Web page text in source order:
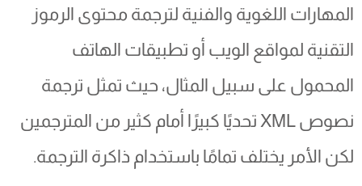
المهارات اللغوية والفنية لترجمة محتوى الرموز
التقنية لمواقع الويب أو تطبيقات الهاتف
المحمول على سبيل المثال، حيث تمثل ترجمة
نصوص XML تحديًا كبيرًا أمام كثير من المترجمين
لكن الأمر يختلف تمامًا باستخدام ذاكرة الترجمة.